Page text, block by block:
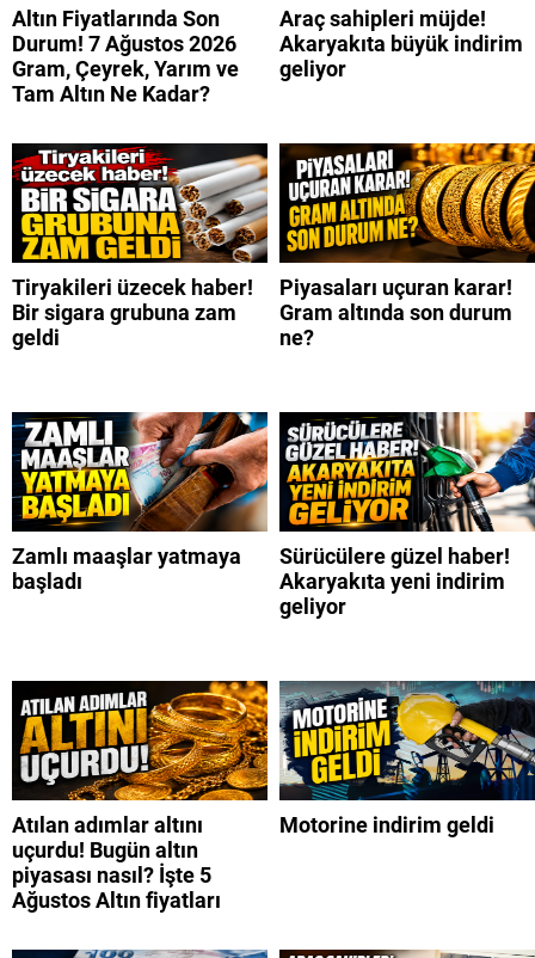
Altın Fiyatlarında Son
Durum! 7 Ağustos 2026
Gram, Çeyrek, Yarım ve
Tam Altın Ne Kadar?
Araç sahipleri müjde!
Akaryakıta büyük indirim
geliyor
Tiryakileri üzecek haber!
Bir sigara grubuna zam
geldi
Piyasaları uçuran karar!
Gram altında son durum
ne?
Zamlı maaşlar yatmaya
başladı
Sürücülere güzel haber!
Akaryakıta yeni indirim
geliyor
Atılan adımlar altını
uçurdu! Bugün altın
piyasası nasıl? İşte 5
Ağustos Altın fiyatları
Motorine indirim geldi